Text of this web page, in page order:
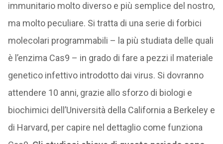
immunitario molto diverso e più semplice del nostro,
ma molto peculiare. Si tratta di una serie di forbici
molecolari programmabili – la più studiata delle quali
è l’enzima Cas9 – in grado di fare a pezzi il materiale
genetico infettivo introdotto dai virus. Si dovranno
attendere 10 anni, grazie allo sforzo di biologi e
biochimici dell’Università della California a Berkeley e
di Harvard, per capire nel dettaglio come funziona